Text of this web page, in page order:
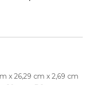
x 26,29 cm x 2,69 cm